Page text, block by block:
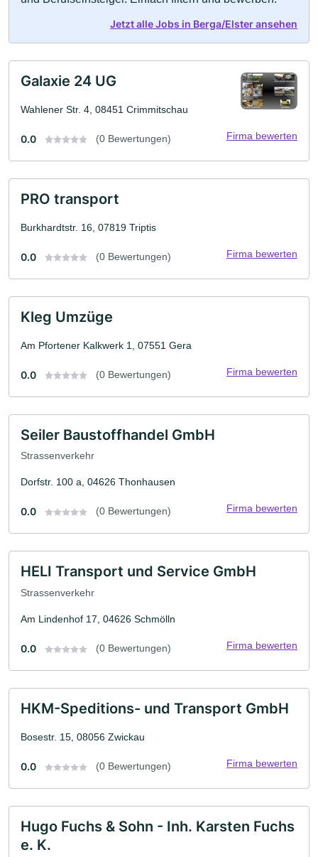
Jetzt alle Jobs in Berga/Elster ansehen
Galaxie 24 UG
Wahlener Str. 4, 08451 Crimmitschau
0.0 (0 Bewertungen) Firma bewerten
PRO transport
Burkhardtstr. 16, 07819 Triptis
0.0 (0 Bewertungen) Firma bewerten
Kleg Umzüge
Am Pfortener Kalkwerk 1, 07551 Gera
0.0 (0 Bewertungen) Firma bewerten
Seiler Baustoffhandel GmbH
Strassenverkehr
Dorfstr. 100 a, 04626 Thonhausen
0.0 (0 Bewertungen) Firma bewerten
HELI Transport und Service GmbH
Strassenverkehr
Am Lindenhof 17, 04626 Schmölln
0.0 (0 Bewertungen) Firma bewerten
HKM-Speditions- und Transport GmbH
Bosestr. 15, 08056 Zwickau
0.0 (0 Bewertungen) Firma bewerten
Hugo Fuchs & Sohn - Inh. Karsten Fuchs
e. K.